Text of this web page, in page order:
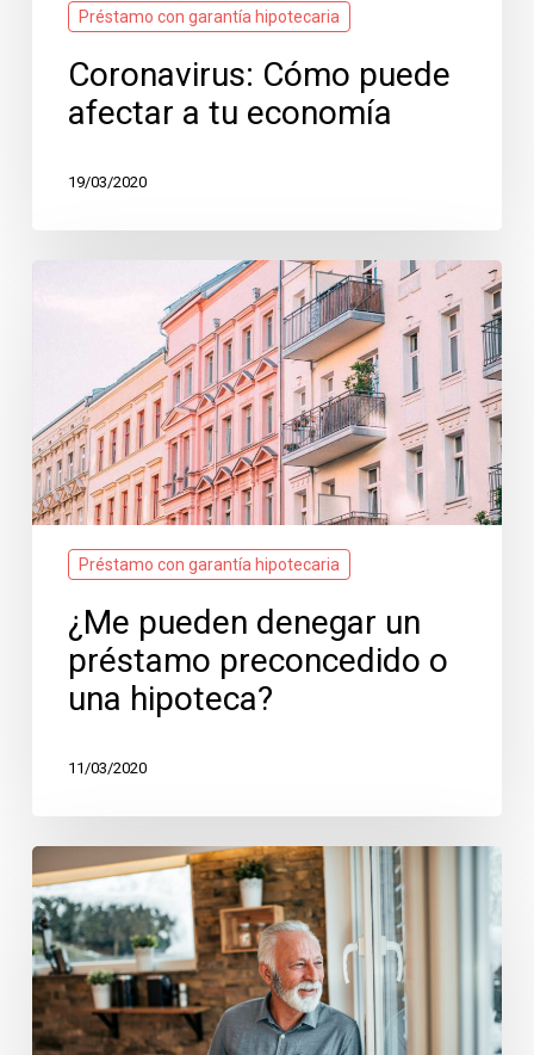
Préstamo con garantía hipotecaria
Coronavirus: Cómo puede
afectar a tu economía
19/03/2020
préstamo
preconcedido
o
una
hipoteca?
Préstamo con garantía hipotecaria
¿Me pueden denegar un
préstamo preconcedido o
una hipoteca?
11/03/2020
Préstamos
para
jubilados,
todo
lo
que
necesitas
saber